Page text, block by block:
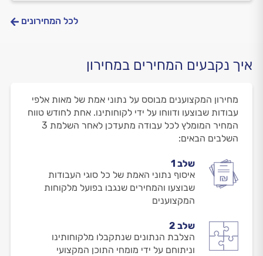
לכל המחירונים
איך נקבעים המחירים במחירון
מחירון המקצוענים מבוסס על נתוני אמת של מאות אלפי
עבודות שבוצעו ודווחו על ידי לקוחותינו. אחת לחודש טווח
המחיר המומלץ לכל עבודה מתעדכן לאחר השלמת 3
השלבים הבאים:
שלב 1
איסוף נתוני האמת של כל סוגי העבודות
שבוצעו והמחירים שנגבו בפועל מלקוחות
המקצוענים
שלב 2
הצלבת הנתונים שנתקבלו מלקוחותינו
וניתוחם על ידי מומחי התוכן המקצועי